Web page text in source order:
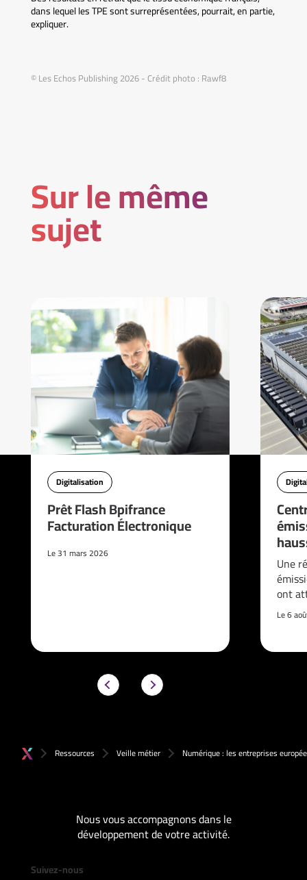
dans lequel les TPE sont surreprésentées, pourrait, en partie,
expliquer.
© Les Echos Publishing 2026 - Crédit photo : Rawf8
Sur le même
sujet
Digitalisation
Prêt Flash Bpifrance
Facturation Électronique
Le 31 mars 2026
Une
ont
Le 6
Ressources Veille métier Numérique : les entreprises
Nous vous accompagnons dans le
développement de votre activité.
Suivez-nous